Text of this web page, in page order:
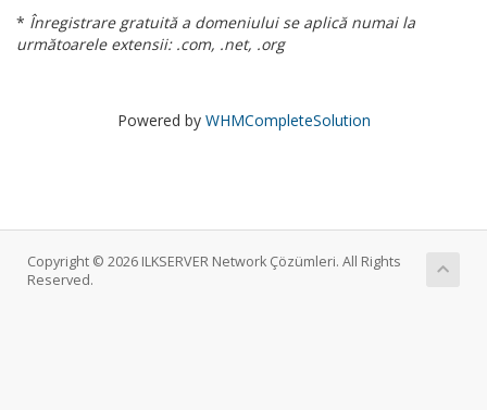
* Înregistrare gratuită a domeniului se aplică numai la
următoarele extensii: .com, .net, .org
Powered by WHMCompleteSolution
Copyright © 2026 ILKSERVER Network Çözümleri. All Rights
Reserved.